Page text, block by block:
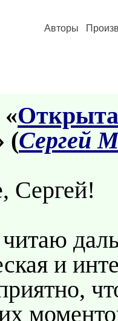
Авторы
(Сергей
Сергей!
и